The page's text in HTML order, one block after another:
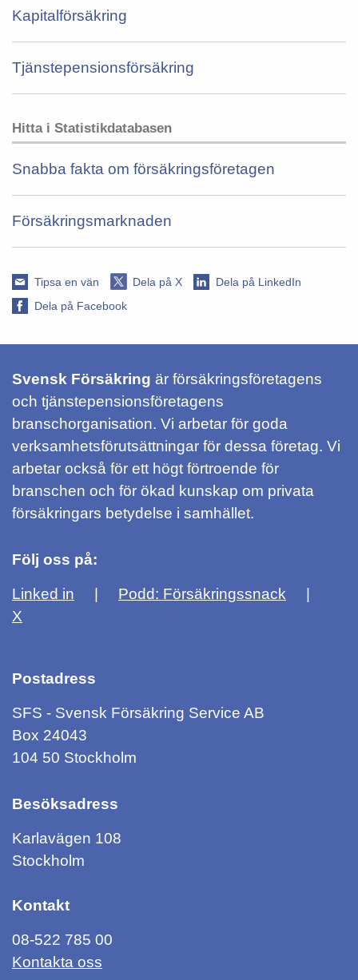
Kapitalförsäkring
Tjänstepensionsförsäkring
Hitta i Statistikdatabasen
Snabba fakta om försäkringsföretagen
Försäkringsmarknaden
Tipsa en vän Dela på X
Dela på LinkedIn
Dela på Facebook
Svensk Försäkring är försäkringsföretagens
och tjänstepensionsföretagens
branschorganisation. Vi arbetar för goda
verksamhetsförutsättningar för dessa företag. Vi
arbetar också för ett högt förtroende för
branschen och för ökad kunskap om privata
försäkringars betydelse i samhället.
Följ oss på:
Linked in
Podd: Försäkringssnack
X
Postadress
SFS - Svensk Försäkring Service AB
Box 24043
104 50 Stockholm
Besöksadress
Karlavägen 108
Stockholm
Kontakt
08-522 785 00
Kontakta oss